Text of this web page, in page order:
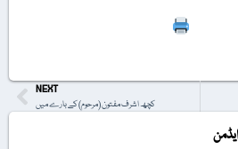
NEXT
کچھ اشرف مفتون (مرحوم) کے بارے میں